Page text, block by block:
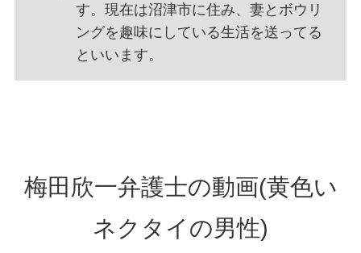
す。現在は沼津市に住み、妻とボウリ
ングを趣味にしている生活を送ってる
といいます。
梅田欣一弁護士の動画(黄色い
ネクタイの男性)